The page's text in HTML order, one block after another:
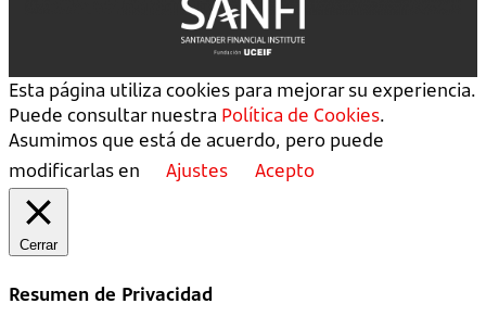
Esta página utiliza cookies para mejorar su experiencia.
Puede consultar nuestra Política de Cookies.
Asumimos que está de acuerdo, pero puede
modificarlas en
Ajustes Acepto
Cerrar
Resumen de Privacidad